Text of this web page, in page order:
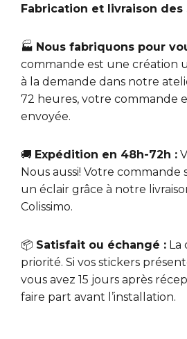
Fabrication et livraison des
🏭 Nous fabriquons pour
commande est une création
à la demande dans notre
72 heures, votre commande
envoyée.
🚚 Expédition en 48h-72h :
Nous aussi! Votre commande
un éclair grâce à notre
Colissimo.
📦 Satisfait ou échangé : La
priorité. Si vos stickers
vous avez 15 jours après
faire part avant l’installation.